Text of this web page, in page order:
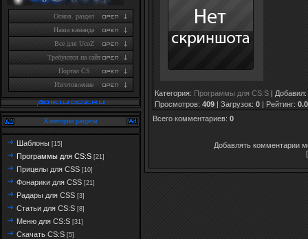
Основ. раздел
Наша каманда
Все для UcoZ
Требуются на сайт
Портал CS
Изготовление
Категории раздела
Шаблоны [15]
Программы для CS:S [21]
Прицелы для CSS [10]
Фонарики для CSS [21]
Радары для CSS [3]
Статьи для CS:S [8]
Меню для CS:S [31]
Скачать CS:S [5]
Категория: Программы для CS:S | Добавил:
Просмотров: 409 | Загрузок: 0 | Рейтинг: 0.0
Всего комментариев: 0
Добавлять комментарии